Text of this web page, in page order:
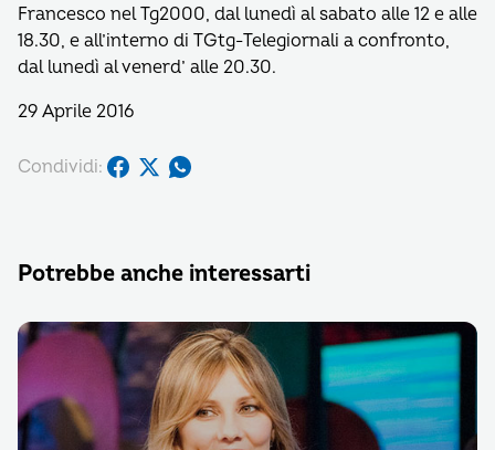
Francesco nel Tg2000, dal lunedì al sabato alle 12 e alle
18.30, e all’interno di TGtg-Telegiornali a confronto,
dal lunedì al venerd’ alle 20.30.
29 Aprile 2016
Condividi:
Potrebbe anche interessarti